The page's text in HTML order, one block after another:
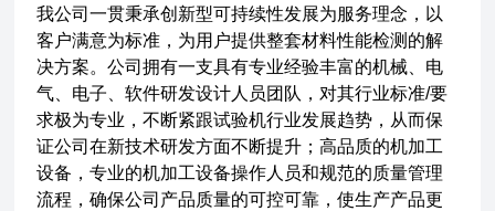
我公司一贯秉承创新型可持续性发展为服务理念，以
客户满意为标准，为用户提供整套材料性能检测的解
决方案。公司拥有一支具有专业经验丰富的机械、电
气、电子、软件研发设计人员团队，对其行业标准/要
求极为专业，不断紧跟试验机行业发展趋势，从而保
证公司在新技术研发方面不断提升；高品质的机加工
设备，专业的机加工设备操作人员和规范的质量管理
流程，确保公司产品质量的可控可靠，使生产产品更